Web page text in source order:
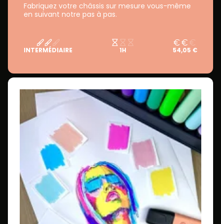
Fabriquez votre châssis sur mesure vous-même
en suivant notre pas à pas.
INTERMÉDIAIRE 1H 54,05 €